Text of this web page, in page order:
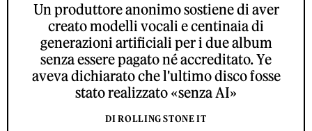
Un produttore anonimo sostiene di aver
creato modelli vocali e centinaia di
generazioni artificiali per i due album
senza essere pagato né accreditato. Ye
aveva dichiarato che l'ultimo disco fosse
stato realizzato «senza AI»
DI ROLLING STONE IT